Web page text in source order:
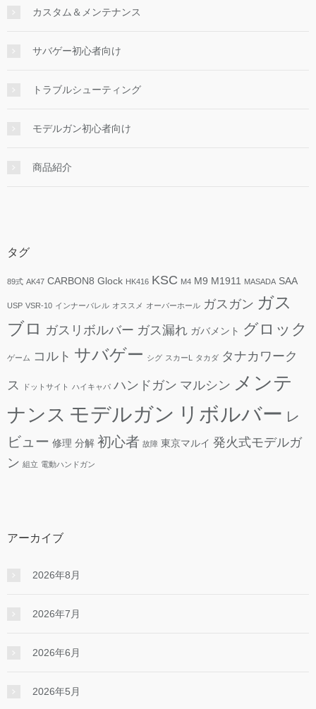
カスタム＆メンテナンス
サバゲー初心者向け
トラブルシューティング
モデルガン初心者向け
商品紹介
タグ
89式 AK47 CARBON8 Glock HK416 KSC M4 M9 M1911 MASADA SAA
USP VSR-10 インナーバレル オススメ オーバーホール ガスガン ガス
ブロ ガスリボルバー ガス漏れ ガバメント グロック
ゲーム コルト サバゲー シグ スカーL タカダ タナカワーク
ス ドットサイト ハイキャパ ハンドガン マルシン メンテ
ナンス モデルガン リボルバー レ
ビュー 修理 分解 初心者 故障 東京マルイ 発火式モデルガ
ン 組立 電動ハンドガン
アーカイブ
2026年8月
2026年7月
2026年6月
2026年5月